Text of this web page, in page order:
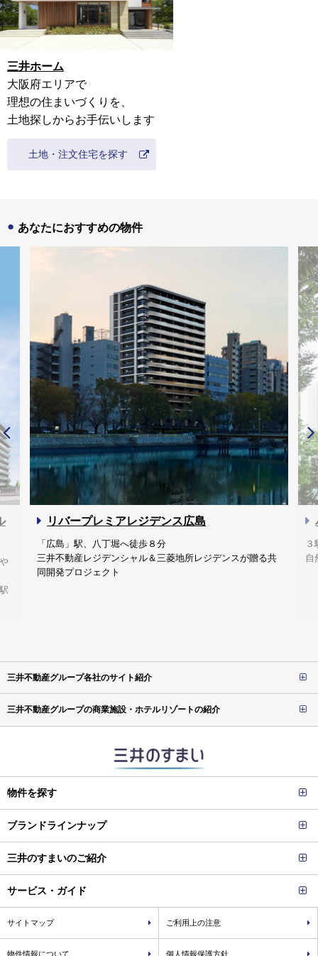
三井ホーム
大阪府エリアで
理想の住まいづくりを、
土地探しからお手伝いします
土地・注文住宅を探す
あなたにおすすめの物件
リバープレミアレジデンス広島
「広島」駅、八丁堀へ徒歩８分
三井不動産レジデンシャル＆三菱地所レジデンスが贈る共
同開発プロジェクト
自
三井不動産グループ各社のサイト紹介
三井不動産グループの商業施設・ホテルリゾートの紹介
物件を探す
ブランドラインナップ
三井のすまいのご紹介
サービス・ガイド
サイトマップ ご利用上の注意
物件情報について 個人情報保護方針